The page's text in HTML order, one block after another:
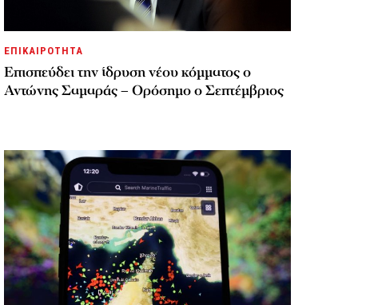
ΕΠΙΚΑΙΡΟΤΗΤΑ
Επισπεύδει την ίδρυση νέου κόμματος o
Αντώνης Σαμαράς – Ορόσημο ο Σεπτέμβριος